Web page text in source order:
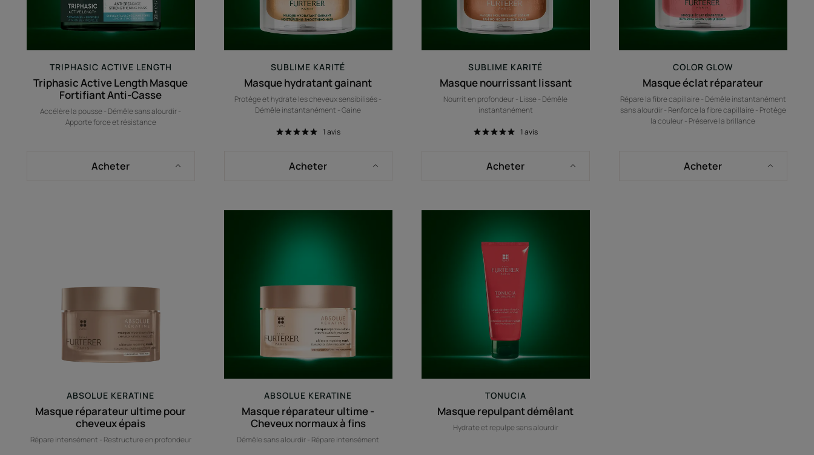
TRIPHASIC ACTIVE LENGTH
Triphasic Active Length Masque
Fortifiant Anti-Casse
Accélère la pousse - Démêle sans alourdir -
Apporte force et résistance
Acheter
SUBLIME KARITÉ
Masque hydratant gainant
Protège et hydrate les cheveux sensibilisés -
Démêle instantanément - Gaine
1avis
Acheter
SUBLIME KARITÉ
Masque nourrissant lissant
Nourrit en profondeur - Lisse - Démêle
instantanément
1avis
Acheter
COLOR GLOW
Masque éclat réparateur
Répare la fibre capillaire - Démêle instantanément
sans alourdir - Renforce la fibre capillaire - Protège
la couleur - Préserve la brillance
Acheter
épais
ABSOLUE KERATINE
Masque réparateur ultime pour
cheveux épais
Répare intensément - Restructure en profondeur
normaux
fins
ABSOLUE KERATINE
Masque réparateur ultime -
Cheveux normaux à fins
Démêle sans alourdir - Répare intensément
démêlant
TONUCIA
Masque repulpant démêlant
Hydrate et repulpe sans alourdir